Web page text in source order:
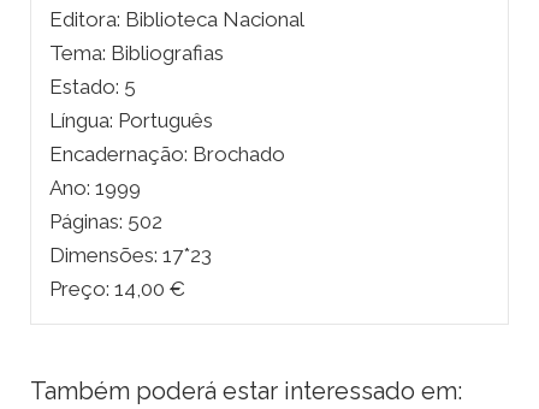
Editora: Biblioteca Nacional
Tema: Bibliografias
Estado: 5
Língua: Português
Encadernação: Brochado
Ano: 1999
Páginas: 502
Dimensões: 17*23
Preço: 14,00 €
Também poderá estar interessado em: